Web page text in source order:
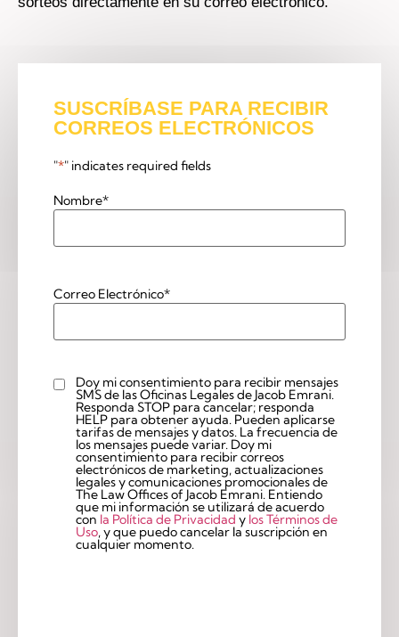
SUSCRÍBASE PARA RECIBIR
CORREOS ELECTRÓNICOS
"*" indicates required fields
Nombre*
Correo Electrónico*
checkbox
Doy mi consentimiento para recibir mensajes
SMS de las Oficinas Legales de Jacob Emrani.
Responda STOP para cancelar; responda
HELP para obtener ayuda. Pueden aplicarse
tarifas de mensajes y datos. La frecuencia de
los mensajes puede variar. Doy mi
consentimiento para recibir correos
electrónicos de marketing, actualizaciones
legales y comunicaciones promocionales de
The Law Offices of Jacob Emrani. Entiendo
que mi información se utilizará de acuerdo
con la Política de Privacidad y los Términos de
Uso, y que puedo cancelar la suscripción en
cualquier momento.